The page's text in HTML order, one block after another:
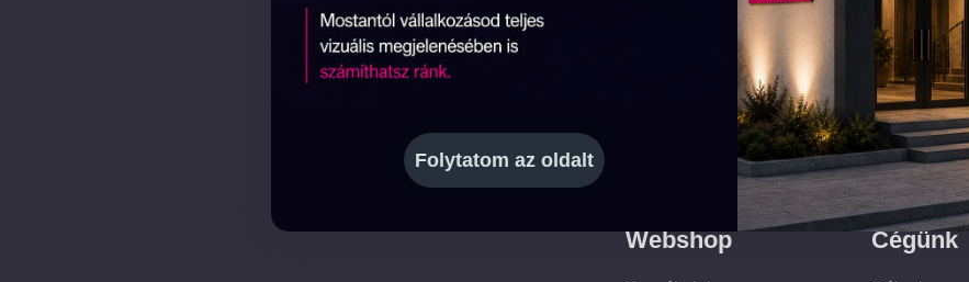
Webshop Cégünk
Folytatom az oldalt